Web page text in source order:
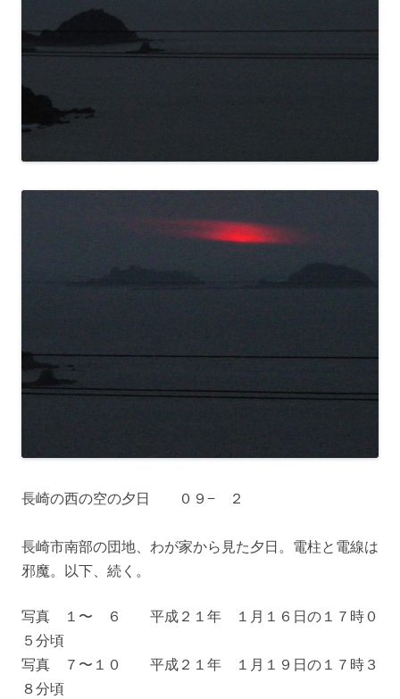
長崎の西の空の夕日 ０９− ２
長崎市南部の団地、わが家から見た夕日。電柱と電線は
邪魔。以下、続く。
写真 １〜 ６ 平成２１年 １月１６日の１７時０
５分頃
写真 ７〜１０ 平成２１年 １月１９日の１７時３
８分頃